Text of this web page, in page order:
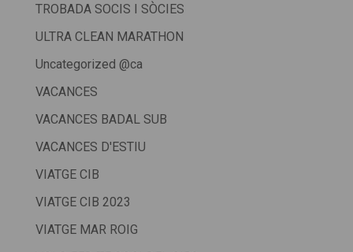
TROBADA SOCIS I SÒCIES
ULTRA CLEAN MARATHON
Uncategorized @ca
VACANCES
VACANCES BADAL SUB
VACANCES D'ESTIU
VIATGE CIB
VIATGE CIB 2023
VIATGE MAR ROIG